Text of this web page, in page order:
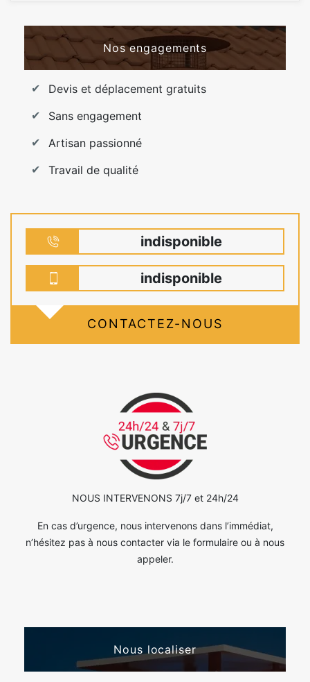
Nos engagements
Devis et déplacement gratuits
Sans engagement
Artisan passionné
Travail de qualité
indisponible
indisponible
CONTACTEZ-NOUS
NOUS INTERVENONS 7j/7 et 24h/24
En cas d’urgence, nous intervenons dans l’immédiat,
n’hésitez pas à nous contacter via le formulaire ou à nous
appeler.
Nous localiser